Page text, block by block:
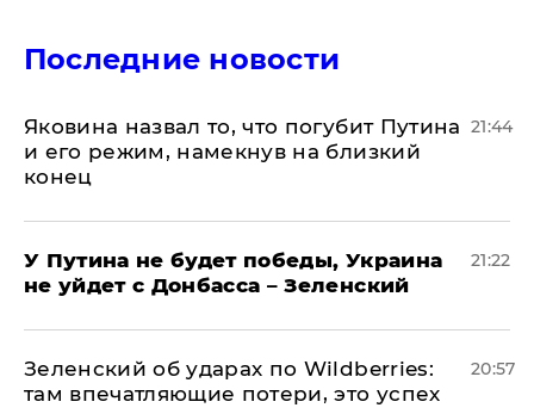
Последние новости
Яковина назвал то, что погубит Путина
и его режим, намекнув на близкий
конец
21:44
У Путина не будет победы, Украина
не уйдет с Донбасса – Зеленский
21:22
Зеленский об ударах по Wildberries:
там впечатляющие потери, это успех
20:57